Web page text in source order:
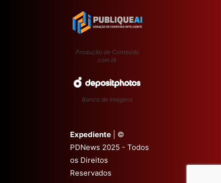
Produção de Conteúdo
com IA
Banco de Imagens
Expediente | ©
PDNews 2025 - Todos
os Direitos
Reservados